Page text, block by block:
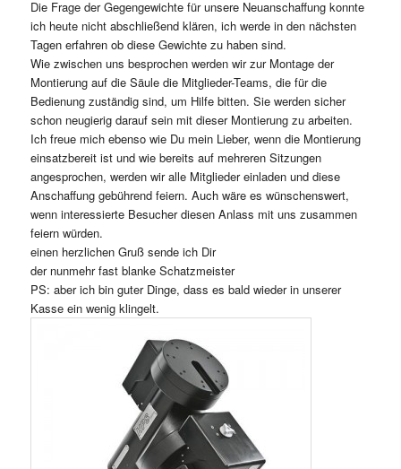
Die Frage der Gegengewichte für unsere Neuanschaffung konnte
ich heute nicht abschließend klären, ich werde in den nächsten
Tagen erfahren ob diese Gewichte zu haben sind.
Wie zwischen uns besprochen werden wir zur Montage der
Montierung auf die Säule die Mitglieder-Teams, die für die
Bedienung zuständig sind, um Hilfe bitten. Sie werden sicher
schon neugierig darauf sein mit dieser Montierung zu arbeiten.
Ich freue mich ebenso wie Du mein Lieber, wenn die Montierung
einsatzbereit ist und wie bereits auf mehreren Sitzungen
angesprochen, werden wir alle Mitglieder einladen und diese
Anschaffung gebührend feiern. Auch wäre es wünschenswert,
wenn interessierte Besucher diesen Anlass mit uns zusammen
feiern würden.
einen herzlichen Gruß sende ich Dir
der nunmehr fast blanke Schatzmeister
PS: aber ich bin guter Dinge, dass es bald wieder in unserer
Kasse ein wenig klingelt.